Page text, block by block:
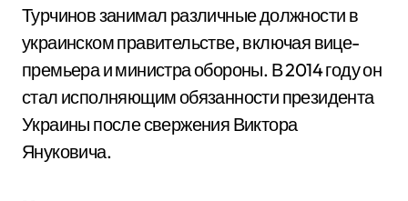
Турчинов занимал различные должности в
украинском правительстве, включая вице-
премьера и министра обороны. В 2014 году он
стал исполняющим обязанности президента
Украины после свержения Виктора
Януковича.